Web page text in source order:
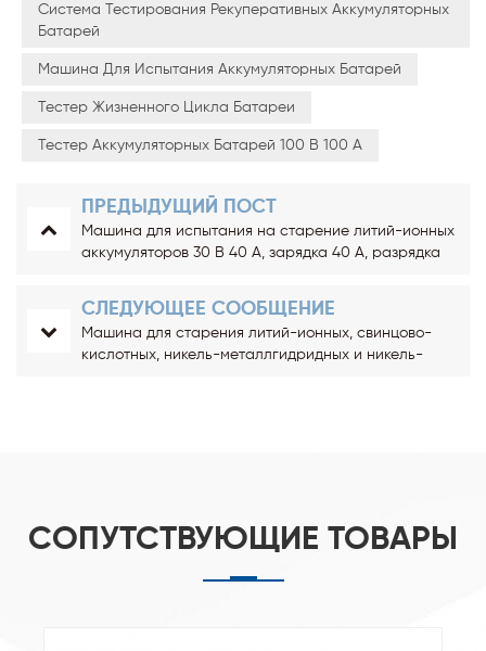
Система Тестирования Рекуперативных Аккумуляторных
Батарей
Машина Для Испытания Аккумуляторных Батарей
Тестер Жизненного Цикла Батареи
Тестер Аккумуляторных Батарей 100 В 100 А
ПРЕДЫДУЩИЙ ПОСТ
Машина для испытания на старение литий-ионных
аккумуляторов 30 В 40 А, зарядка 40 А, разрядка
СЛЕДУЮЩЕЕ СООБЩЕНИЕ
Машина для старения литий-ионных, свинцово-
кислотных, никель-металлгидридных и никель-
СОПУТСТВУЮЩИЕ ТОВАРЫ